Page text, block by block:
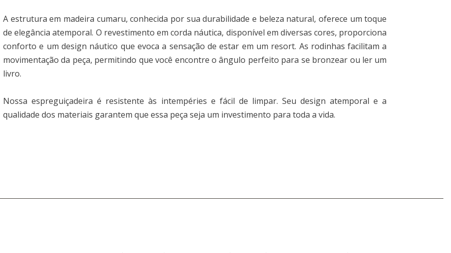
A estrutura em madeira cumaru, conhecida por sua durabilidade e beleza natural, oferece um toque
de elegância atemporal. O revestimento em corda náutica, disponível em diversas cores, proporciona
conforto e um design náutico que evoca a sensação de estar em um resort. As rodinhas facilitam a
movimentação da peça, permitindo que você encontre o ângulo perfeito para se bronzear ou ler um
livro.
Nossa espreguiçadeira é resistente às intempéries e fácil de limpar. Seu design atemporal e a
qualidade dos materiais garantem que essa peça seja um investimento para toda a vida.